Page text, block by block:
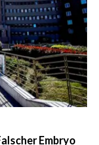
Embryo